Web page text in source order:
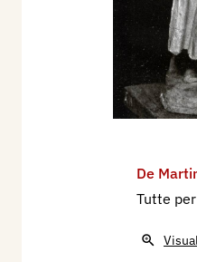
maggio-ottobre, p. 44,
1922 - La Fiorentina
mostra, Firenze,
1922 - XIII
della Città di Venezia,
1924 - Edoardo
Cimento, Anno IV, p. 27.
1925 - Fratelli bastardi
De
Tutte